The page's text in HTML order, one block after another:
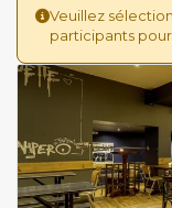
Veuillez
participants